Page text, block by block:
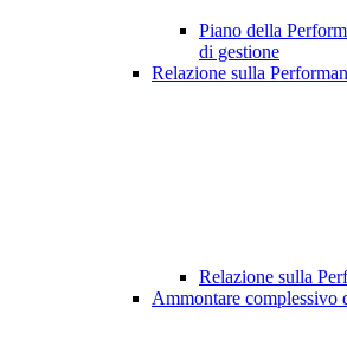
Piano della
di gestione
Relazione sulla
Relazione sulla
Ammontare complessivo